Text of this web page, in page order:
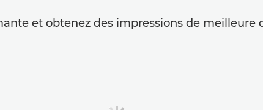
et obtenez des impressions de meilleure